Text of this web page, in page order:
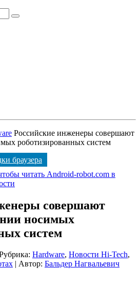
Российские инженеры совершают
роботизированных систем
браузера
читать Android-robot.com в
совершают
носимых
систем
Рубрика: Hardware, Новости Hi-Tech,
| Автор: Бальдер Нагвальевич